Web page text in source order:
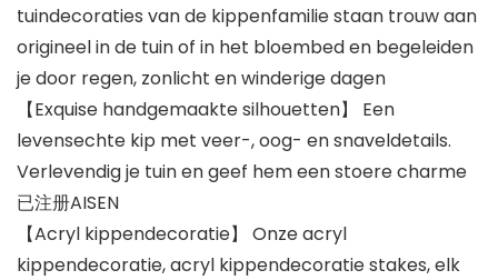
tuindecoraties van de kippenfamilie staan trouw aan
origineel in de tuin of in het bloembed en begeleiden
je door regen, zonlicht en winderige dagen
【Exquise handgemaakte silhouetten】 Een
levensechte kip met veer-, oog- en snaveldetails.
Verlevendig je tuin en geef hem een stoere charme
已注册AISEN
【Acryl kippendecoratie】 Onze acryl
kippendecoratie, acryl kippendecoratie stakes, elk